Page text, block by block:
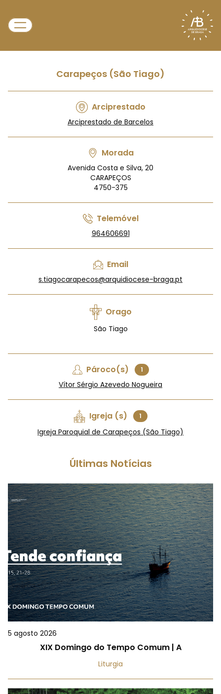
Carapeços (São Tiago)
Arciprestado
Arciprestado de Barcelos
Morada
Avenida Costa e Silva, 20
CARAPEÇOS
4750-375
Telemóvel
964606691
Email
s.tiagocarapecos@arquidiocese-braga.pt
Orago
São Tiago
Pároco(s) 1
Vítor Sérgio Azevedo Nogueira
Igreja (s) 1
Igreja Paroquial de Carapeços (São Tiago)
Últimas Notícias
5 agosto 2026
XIX Domingo do Tempo Comum | A
Liturgia